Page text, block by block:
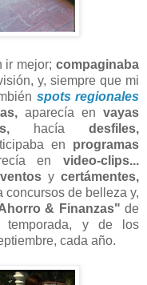
ir mejor; compaginaba
y, siempre que mi
spots regionales
aparecía envayas
hacía desfiles,
en programas
en video-clips...
ycertámentes,
concursos de belleza y,
& Finanzas" de
temporada, y de los
cada año.